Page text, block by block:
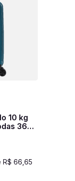
10 kg
360°
R$ 66 ,65